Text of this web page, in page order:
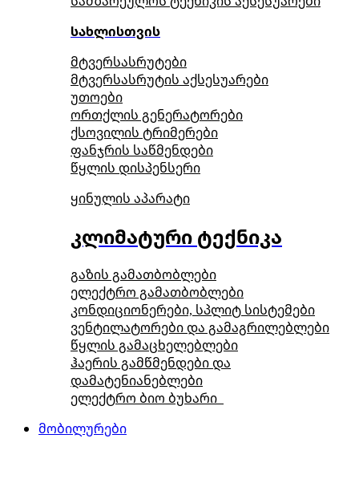
სახლისთვის
მტვერსასრუტები
მტვერსასრუტის აქსესუარები
უთოები
ორთქლის გენერატორები
ქსოვილის ტრიმერები
ფანჯრის საწმენდები
წყლის დისპენსერი
ყინულის აპარატი
კლიმატური ტექნიკა
გაზის გამათბობლები
ელექტრო გამათბობლები
კონდიციონერები, სპლიტ სისტემები
ვენტილატორები და გამაგრილებლები
წყლის გამაცხელებლები
ჰაერის გამწმენდები და
დამატენიანებლები
ელექტრო ბიო ბუხარი
მობილურები